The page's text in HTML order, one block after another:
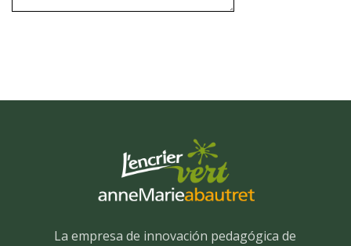
La empresa de innovación pedagógica de